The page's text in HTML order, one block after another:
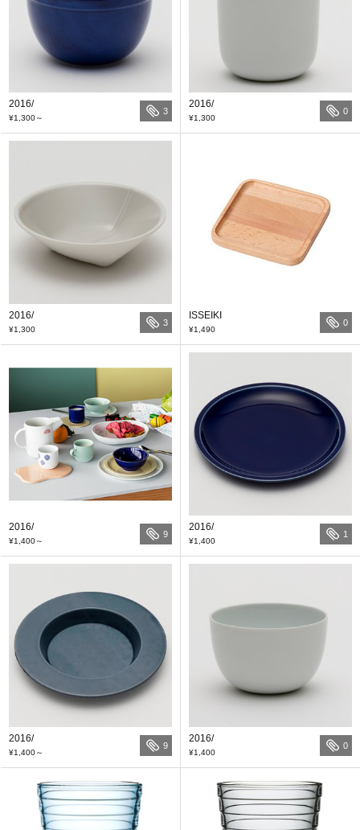
2016/
¥1,300～
3
2016/
¥1,300
0
2016/
¥1,300
3
ISSEIKI
¥1,490
0
2016/
¥1,400～
9
2016/
¥1,400
1
2016/
¥1,400～
9
2016/
¥1,400
0